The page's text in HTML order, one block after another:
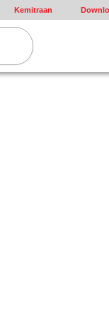
Kemitraan